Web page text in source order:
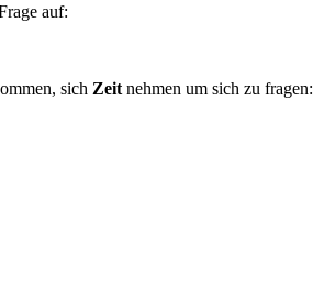
auf:
sich Zeit nehmen um sich zu fragen: